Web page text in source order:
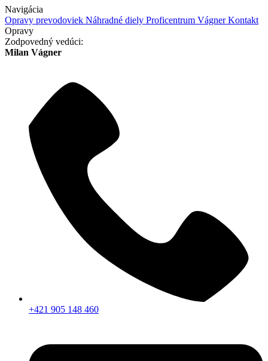
Navigácia
Opravy prevodoviek Náhradné diely Proficentrum VágnerKontakt
Opravy
Zodpovedný vedúci:
Milan Vágner
+421 905 148 460